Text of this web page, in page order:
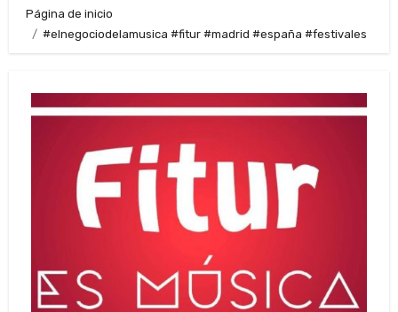
Página de inicio
#elnegociodelamusica #fitur #madrid #españa #festivales